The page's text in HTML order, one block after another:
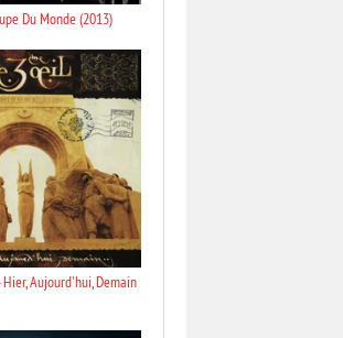
Du Monde (2013)
Aujourd'hui, Demain